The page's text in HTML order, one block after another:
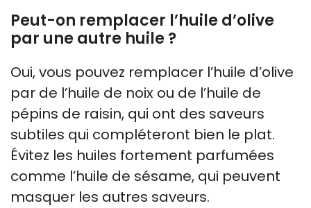
Peut-on remplacer l’huile d’olive
par une autre huile ?
Oui, vous pouvez remplacer l’huile d’olive
par de l’huile de noix ou de l’huile de
pépins de raisin, qui ont des saveurs
subtiles qui compléteront bien le plat.
Évitez les huiles fortement parfumées
comme l’huile de sésame, qui peuvent
masquer les autres saveurs.